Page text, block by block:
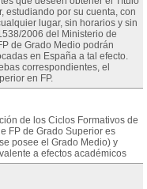
estudiando por su cuenta, con
lugar, sin horarios y sin
2006 del Ministerio de
de Grado Medio podrán
en España a tal efecto.
correspondientes, el
en FP.
de los Ciclos Formativos de
FP de Grado Superior es
posee el Grado Medio) y
a efectos académicos